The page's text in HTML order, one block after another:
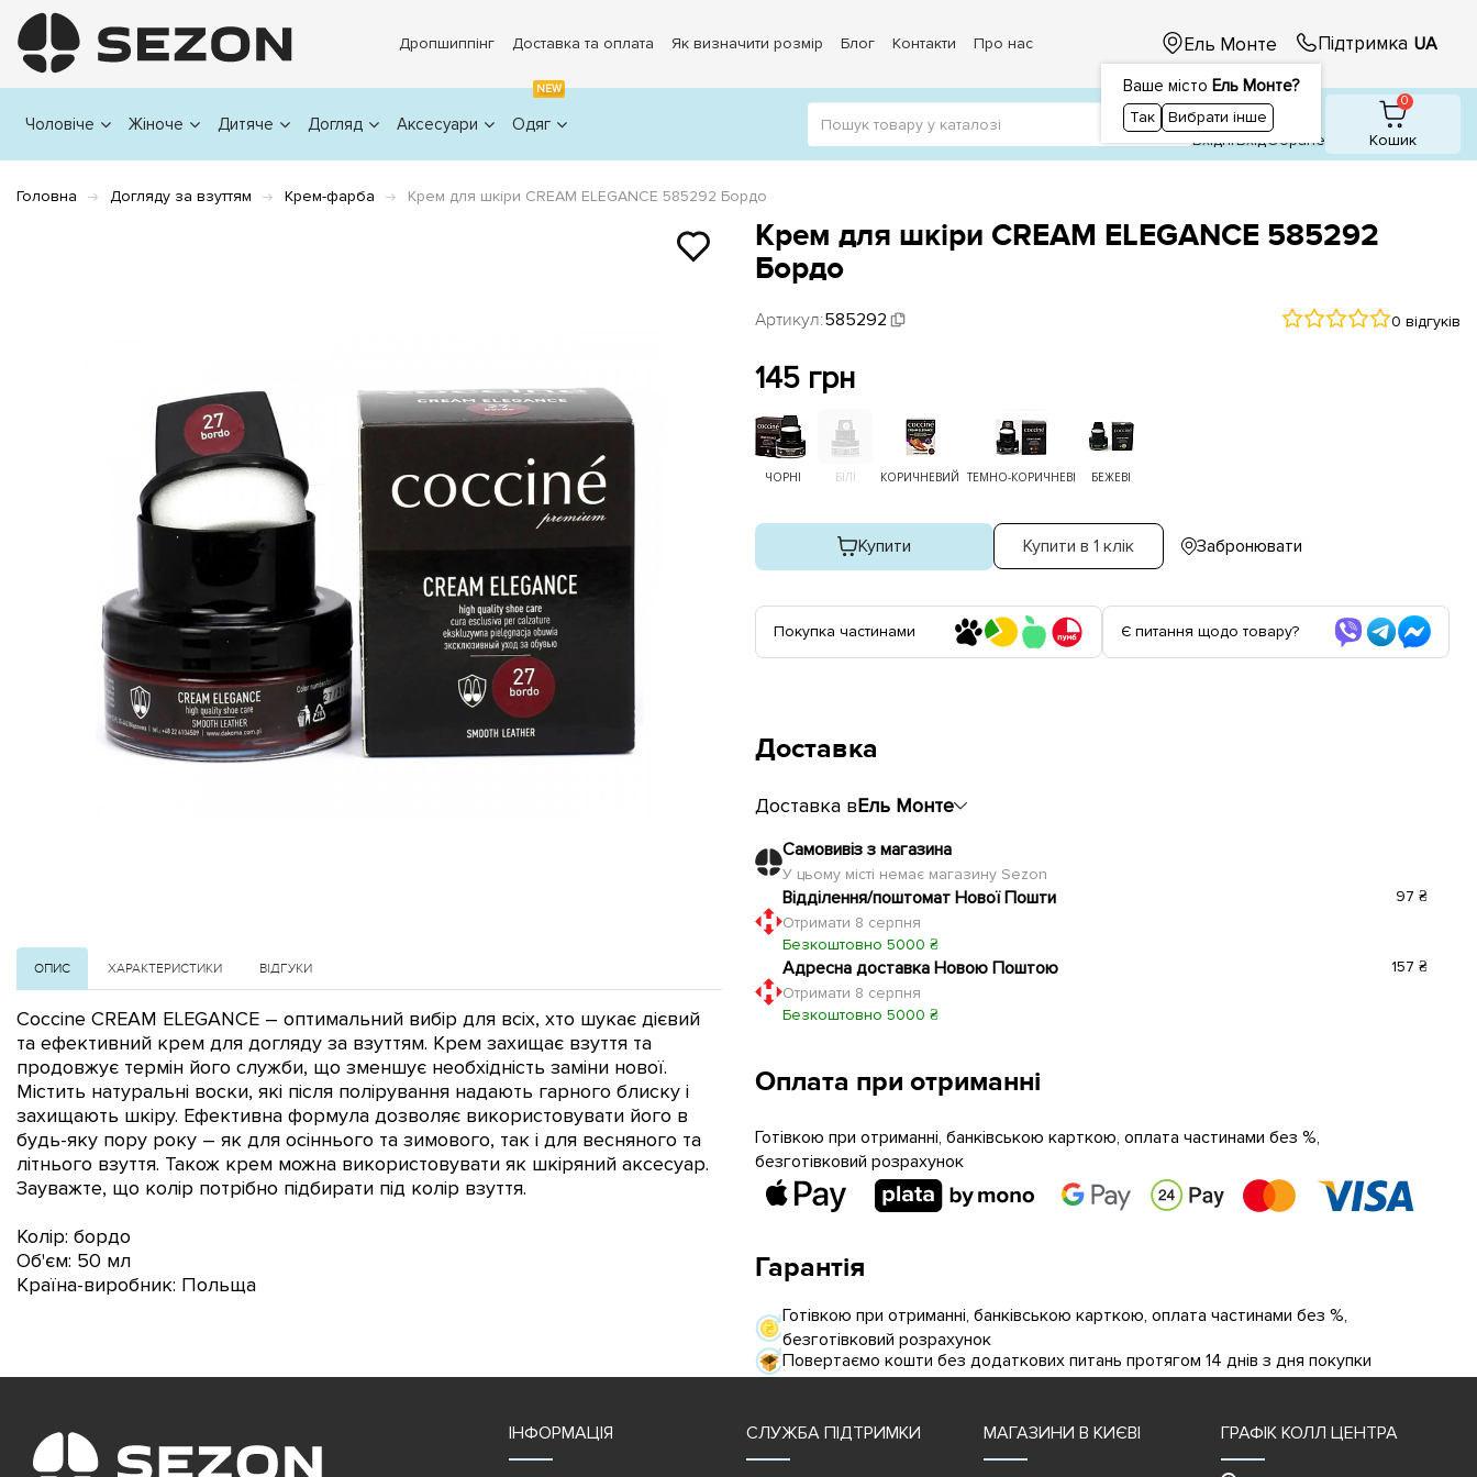
Дропшиппінг Доставка та оплата Як визначити розмір Блог Контакти Про нас Ель Монте
Ваше місто Ель Монте?
Так Вибрати інше
Підтримка UA
Чоловіче Жіноче Дитяче Догляд Аксесуари
NEW
Одяг
1
ВхідніВхiдОбране
0
Кошик
Головна Догляду за взуттям Крем-фарба Крем для шкіри CREAM ELEGANCE 585292 Бордо
Крем для шкіри CREAM ELEGANCE 585292
Бордо
Артикул:585292 0 відгуків
145 грн
ЧОРНІ БІЛІ КОРИЧНЕВИЙ ТЕМНО-КОРИЧНЕВІ БЕЖЕВІ
Купити Купити в 1 клік Забронювати
Покупка частинами Є питання щодо товару?
Доставка
Доставка вЕль Монте
Самовивіз з магазина
У цьому місті немає магазину Sezon
Відділення/поштомат Нової Пошти
Отримати 8 серпня
Безкоштовно 5000 ₴
97 ₴
Адресна доставка Новою Поштою
Отримати 8 серпня
Безкоштовно 5000 ₴
157 ₴
Оплата при отриманні
Готівкою при отриманні, банківською карткою, оплата частинами без %,
безготівковий розрахунок
Гарантія
Готівкою при отриманні, банківською карткою, оплата частинами без %,
безготівковий розрахунок
Повертаємо кошти без додаткових питань протягом 14 днів з дня покупки
ОПИС ХАРАКТЕРИСТИКИ ВІДГУКИ
Coccine CREAM ELEGANCE – оптимальний вибір для всіх, хто шукає дієвий
та ефективний крем для догляду за взуттям. Крем захищає взуття та
продовжує термін його служби, що зменшує необхідність заміни нової.
Містить натуральні воски, які після полірування надають гарного блиску і
захищають шкіру. Ефективна формула дозволяє використовувати його в
будь-яку пору року – як для осіннього та зимового, так і для весняного та
літнього взуття. Також крем можна використовувати як шкіряний аксесуар.
Зауважте, що колір потрібно підбирати під колір взуття.
Колір: бордо
Об'єм: 50 мл
Країна-виробник: Польща
ІНФОРМАЦІЯ СЛУЖБА ПІДТРИМКИ МАГАЗИНИ В КИЄВІ ГРАФІК КОЛЛ ЦЕНТРА